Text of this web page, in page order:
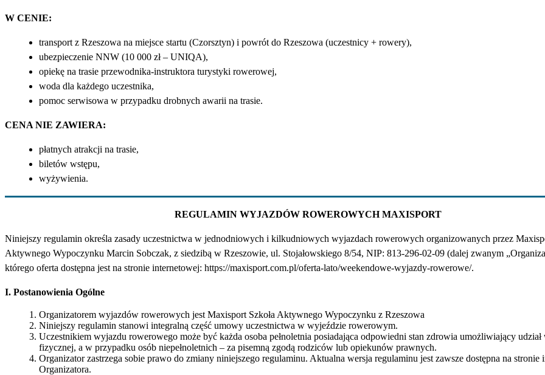
W CENIE:
transport z Rzeszowa na miejsce startu (Czorsztyn) i powrót do Rzeszowa (uczestnicy + rowery),
ubezpieczenie NNW (10 000 zł – UNIQA),
opiekę na trasie przewodnika-instruktora turystyki rowerowej,
woda dla każdego uczestnika,
pomoc serwisowa w przypadku drobnych awarii na trasie.
CENA NIE ZAWIERA:
płatnych atrakcji na trasie,
biletów wstępu,
wyżywienia.
REGULAMIN WYJAZDÓW ROWEROWYCH MAXISPORT
Niniejszy regulamin określa zasady uczestnictwa w jednodniowych i kilkudniowych wyjazdach rowerowych organizowanych przez
Aktywnego Wypoczynku Marcin Sobczak, z siedzibą w Rzeszowie, ul. Stojałowskiego 8/54, NIP: 813-296-02-09 (dalej zwanym
którego oferta dostępna jest na stronie internetowej: https://maxisport.com.pl/oferta-lato/weekendowe-wyjazdy-rowerowe/.
I. Postanowienia Ogólne
Organizatorem wyjazdów rowerowych jest Maxisport Szkoła Aktywnego Wypoczynku z Rzeszowa
Niniejszy regulamin stanowi integralną część umowy uczestnictwa w wyjeździe rowerowym.
Uczestnikiem wyjazdu rowerowego może być każda osoba pełnoletnia posiadająca odpowiedni stan zdrowia umożliwiający
fizycznej, a w przypadku osób niepełnoletnich – za pisemną zgodą rodziców lub opiekunów prawnych.
Organizator zastrzega sobie prawo do zmiany niniejszego regulaminu. Aktualna wersja regulaminu jest zawsze dostępna na stronie
Organizatora.